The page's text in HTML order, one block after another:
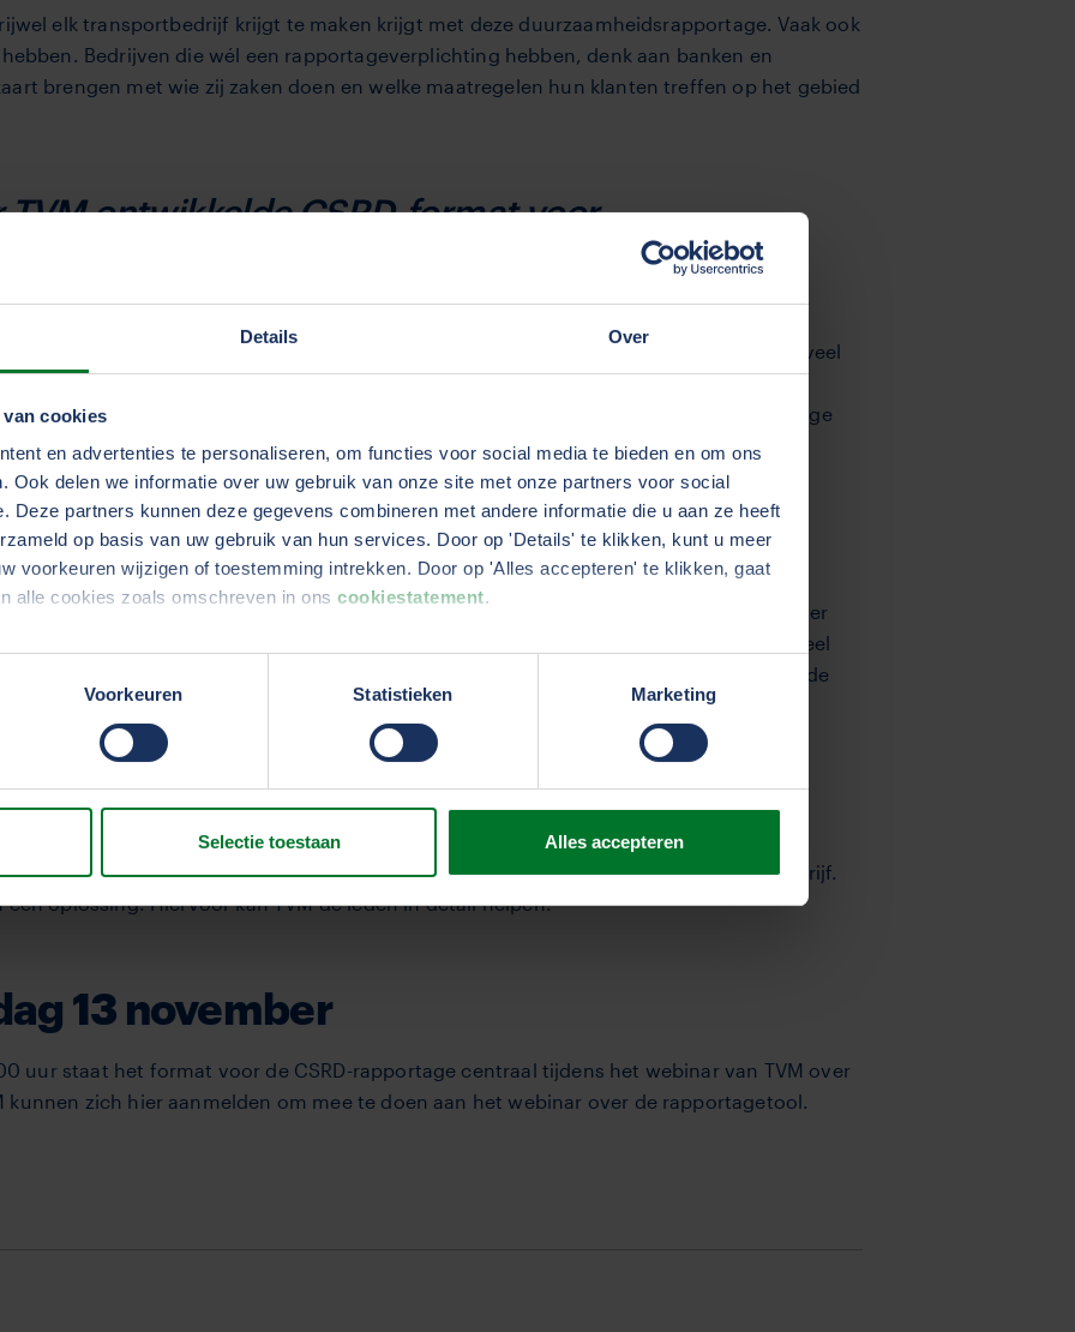
Details Over
cookies
en advertenties te personaliseren, om functies voor social media te bieden en om ons
Ook delen we informatie over uw gebruik van onze site met onze partners voor social
Deze partners kunnen deze gegevens combineren met andere informatie die u aan ze heeft
op basis van uw gebruik van hun services. Door op 'Details' te klikken, kunt u meer
voorkeuren wijzigen of toestemming intrekken. Door op 'Alles accepteren' te klikken, gaat
alle cookies zoals omschreven in ons cookiestatement.
die uw gegevens kunnen ontvangen en verwerken.
Voorkeuren Statistieken Marketing
Selectie toestaan Alles accepteren
elk transportbedrijf krijgt te maken krijgt met deze duurzaamheidsrapportage. Vaak ook
Bedrijven die wél een rapportageverplichting hebben, denk aan banken en
brengen met wie zij zaken doen en welke maatregelen hun klanten treffen op het gebied
ontwikkelde CSRD-format voor
neemt TVM de leden veel werk uit handen.”
Deze verplichting raakt de hele keten en niet alleen indi-viduele bedrijven. Dit heeft veel
gedetailleerde rapportage-plicht waar veel werk in zit. Daarom heeft TVM dit
nemen we onze leden veel werk uit handen. Bovendien zorgt het voor een eenduidige
voor standaardisatie en tijdsbesparing.”
het verzekeren van risico’s
door en voor vervoerders. Met de introductie van dit rapportagemodel gaat TVM verder
Wilma Toering: "TVM is er voor onze leden en we zien dat dit een onderwerp is dat veel
kennis van de transportsector en staan voor het ondersteunen van onze leden en de
helpen we alle bedrijven om de CSRD-rapportage vlot te verwerken."
oplossingen met CSRD-format
de standaardrapportage voor 80% in te vullen. De resterende 20% is specifiek per bedrijf.
een oplossing. Hiervoor kan TVM de leden in detail helpen.
13 november
uur staat het format voor de CSRD-rapportage centraal tijdens het webinar van TVM over
kunnen zich hier aanmelden om mee te doen aan het webinar over de rapportagetool.